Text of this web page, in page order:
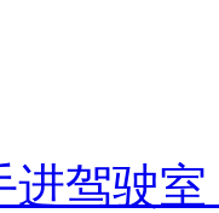
进驾驶